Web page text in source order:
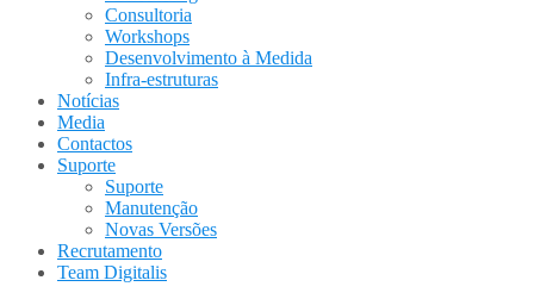
Consultoria
Workshops
Desenvolvimento à Medida
Infra-estruturas
Notícias
Media
Contactos
Suporte
Suporte
Manutenção
Novas Versões
Recrutamento
Team Digitalis